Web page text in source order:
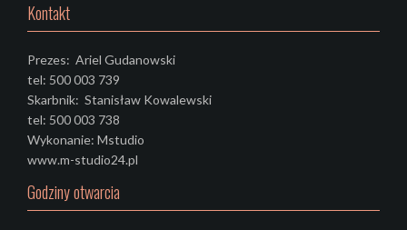
Kontakt
Prezes: Ariel Gudanowski
tel: 500 003 739
Skarbnik: Stanisław Kowalewski
tel: 500 003 738
Wykonanie: Mstudio
www.m-studio24.pl
Godziny otwarcia